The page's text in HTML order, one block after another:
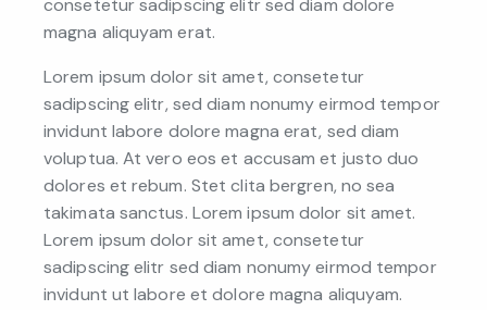
consetetur sadipscing elitr sed diam dolore
magna aliquyam erat.
Lorem ipsum dolor sit amet, consetetur
sadipscing elitr, sed diam nonumy eirmod tempor
invidunt labore dolore magna erat, sed diam
voluptua. At vero eos et accusam et justo duo
dolores et rebum. Stet clita bergren, no sea
takimata sanctus. Lorem ipsum dolor sit amet.
Lorem ipsum dolor sit amet, consetetur
sadipscing elitr sed diam nonumy eirmod tempor
invidunt ut labore et dolore magna aliquyam.